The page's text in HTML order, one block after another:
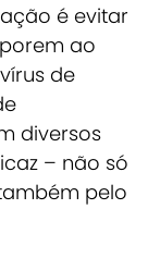
é evitar
ao
de
diversos
– não só
pelo